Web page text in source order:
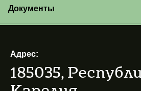
Документы
Адрес:
185035,